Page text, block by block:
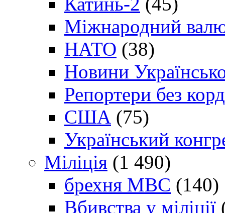
Міжнародний
НАТО (38)
Новини
Репортери без
США (75)
Український
Міліція (1 490)
брехня МВС (140)
Вбивства у міліції